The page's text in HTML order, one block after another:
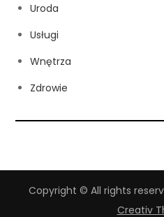
Uroda
Usługi
Wnętrza
Zdrowie
Copyright © All rights
Creativ